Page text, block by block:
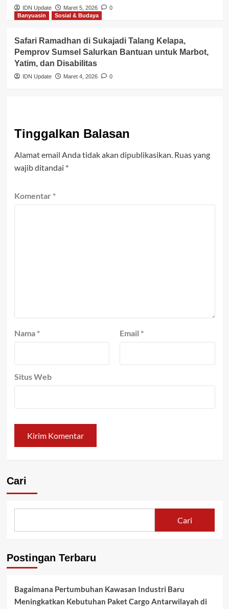
IDN Update Maret 5, 2026
0
Banyuasin
Sosial & Budaya
Safari Ramadhan di Sukajadi Talang Kelapa,
Pemprov Sumsel Salurkan Bantuan untuk Marbot,
Yatim, dan Disabilitas
IDN Update Maret 4, 2026 0
Tinggalkan Balasan
Alamat email Anda tidak akan dipublikasikan. Ruas yang
wajib ditandai *
Komentar *
Nama * Email *
Situs Web
Cari
Cari
Postingan Terbaru
Bagaimana Pertumbuhan Kawasan Industri Baru
Meningkatkan Kebutuhan Paket Cargo Antarwilayah di